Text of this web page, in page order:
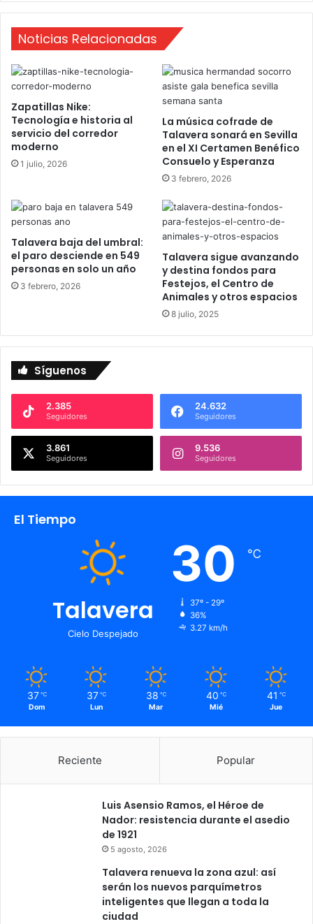
E
s
c
a
l
D
N
a
v
i
d
a
d
Noticias Relacionadas
Zapatillas Nike:
Tecnología e historia al
servicio del corredor
moderno
1 julio, 2026
La música cofrade de
Talavera sonará en Sevilla
en el XI Certamen Benéfico
Consuelo y Esperanza
3 febrero, 2026
Talavera baja del umbral:
el paro desciende en 549
personas en solo un año
3 febrero, 2026
Talavera sigue avanzando
y destina fondos para
Festejos, el Centro de
Animales y otros espacios
8 julio, 2025
Síguenos
2.385
Seguidores
24.632
Seguidores
3.861
Seguidores
9.536
Seguidores
El Tiempo
Talavera
Cielo Despejado
30 ℃
37º - 29º
36%
3.27 km/h
37 ℃
Dom
37 ℃
Lun
38 ℃
Mar
40 ℃
Mié
41 ℃
Jue
Reciente Popular
Luis Asensio Ramos, el Héroe de
Nador: resistencia durante el asedio
de 1921
5 agosto, 2026
Talavera renueva la zona azul: así
serán los nuevos parquímetros
inteligentes que llegan a toda la
ciudad